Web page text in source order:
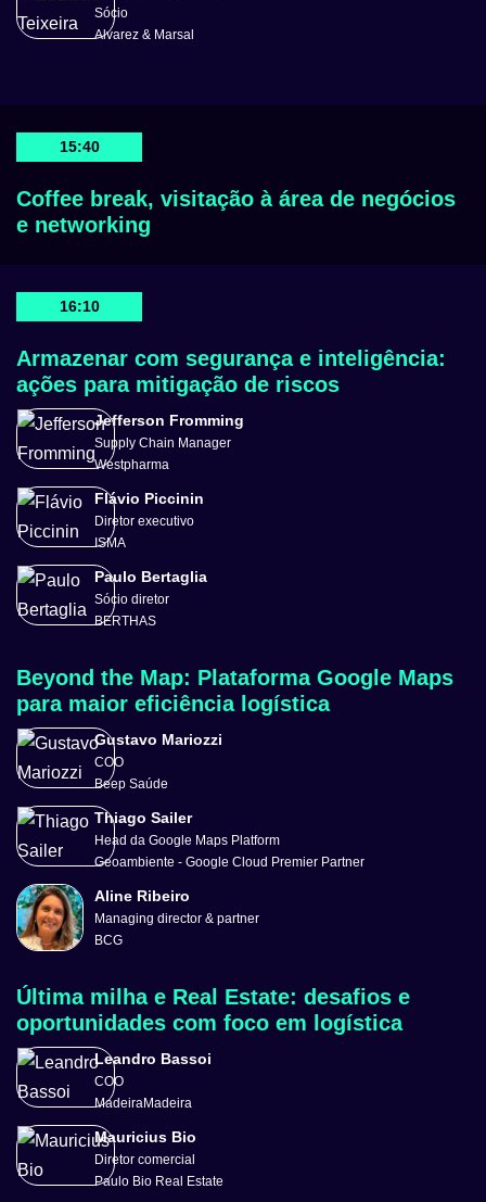
Sócio
Alvarez & Marsal
15:40
Coffee break, visitação à área de negócios
e networking
16:10
Armazenar com segurança e inteligência:
ações para mitigação de riscos
Jefferson Fromming
Supply Chain Manager
Westpharma
Flávio Piccinin
Diretor executivo
ISMA
Paulo Bertaglia
Sócio diretor
BERTHAS
Beyond the Map: Plataforma Google Maps
para maior eficiência logística
Gustavo Mariozzi
COO
Beep Saúde
Thiago Sailer
Head da Google Maps Platform
Geoambiente - Google Cloud Premier Partner
Aline Ribeiro
Managing director & partner
BCG
Última milha e Real Estate: desafios e
oportunidades com foco em logística
Leandro Bassoi
COO
MadeiraMadeira
Mauricius Bio
Diretor comercial
Paulo Bio Real Estate